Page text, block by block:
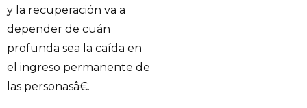
y la recuperación va a
depender de cuán
profunda sea la caída en
el ingreso permanente de
las personasâ€.